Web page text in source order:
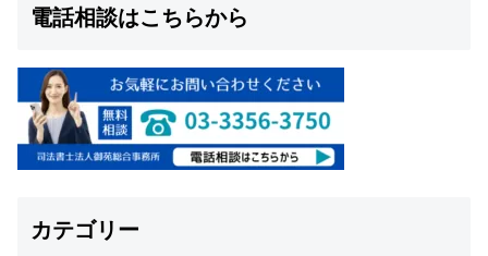
電話相談はこちらから
カテゴリー